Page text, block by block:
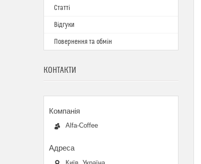
Статті
Відгуки
Повернення та обмін
КОНТАКТИ
Alfa-Coffee